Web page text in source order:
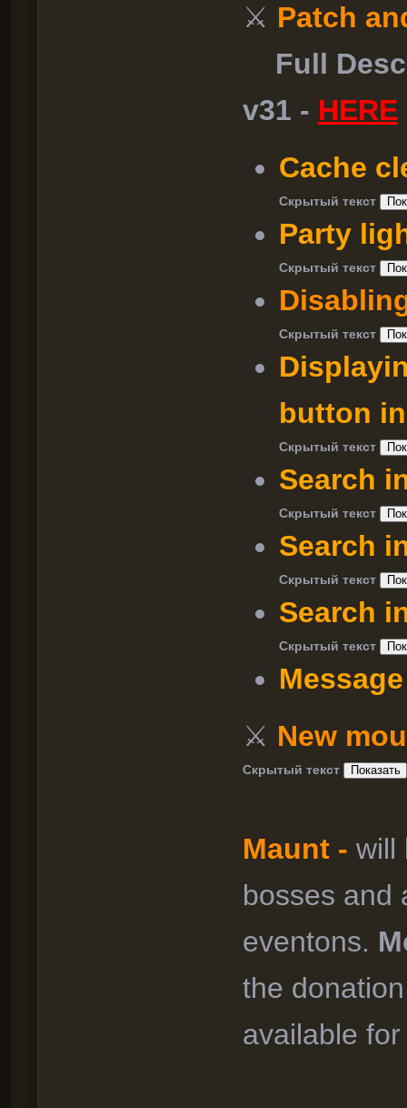
⚔ Patch
Full
v31 - HERE
Cache
Скрытый текст
Party
Скрытый текст
Скрытый текст
button
Скрытый текст
Search
Скрытый текст
Search
Скрытый текст
Search
Скрытый текст
⚔ New
Скрытый текст
Maunt - will
bosses and
eventons.
the
available